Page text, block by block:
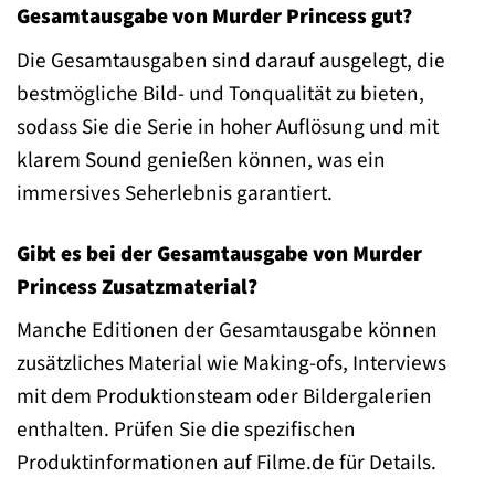
Gesamtausgabe von Murder Princess gut?
Die Gesamtausgaben sind darauf ausgelegt, die
bestmögliche Bild- und Tonqualität zu bieten,
sodass Sie die Serie in hoher Auflösung und mit
klarem Sound genießen können, was ein
immersives Seherlebnis garantiert.
Gibt es bei der Gesamtausgabe von Murder
Princess Zusatzmaterial?
Manche Editionen der Gesamtausgabe können
zusätzliches Material wie Making-ofs, Interviews
mit dem Produktionsteam oder Bildergalerien
enthalten. Prüfen Sie die spezifischen
Produktinformationen auf Filme.de für Details.